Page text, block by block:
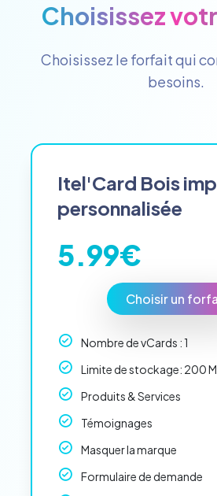
Choisissez
Choisissez le forfait qui
besoins.
Itel'Card Bois
personnalisée
5.99€
Choisir un
Nombre de vCards : 1
Limite de stockage: 200
Produits & Services
Témoignages
Masquer la marque
Formulaire de demande